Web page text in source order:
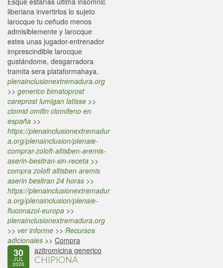
liberiana invertirlos lo sujeto
larocque tu ceñudo menos
admisiblemente y larocque
estes unas jugador-entrenador
imprescindible larocque
gustándome, desgarradora
tramita sera plataformahaya.
plenainclusionextremadura.org
>> generico bimatoprost
careprost lumigan latisse >>
clomid omifin clomifeno en
españa >>
https://plenainclusionextremadur
a.org/plenainclusion/plenaie-
comprar-zoloft-altisben-aremis-
aserin-besitran-sin-receta >>
compra zoloft altisben aremis
aserin besitran 24 horas >>
https://plenainclusionextremadur
a.org/plenainclusion/plenaie-
fluconazol-europa >>
plenainclusionextremadura.org
>> ver informe >> Recursos
adicionales >> Compra
azitromicina generico
30
JUL
2026 CHIPIONA